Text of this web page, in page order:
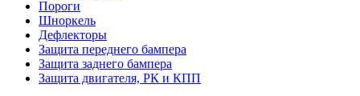
Пороги
Шноркель
Дефлекторы
Защита переднего бампера
Защита заднего бампера
Защита двигателя, РК и КПП